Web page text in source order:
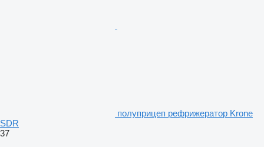
полуприцеп рефрижератор Krone
SDR
37